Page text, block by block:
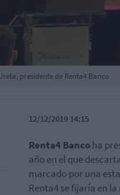
presidente de Renta4 Banco
12/12/2019 14:15
Renta4 Bancoha
año en el que
marcado por una
Renta4 se fijaría en